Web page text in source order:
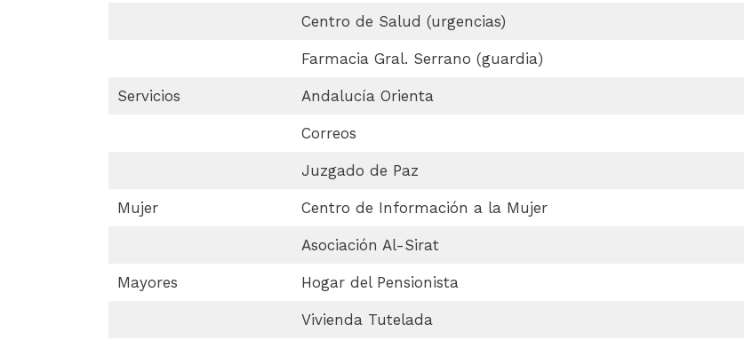
Centro de Salud (urgencias)
Farmacia Gral. Serrano (guardia)
Servicios Andalucía Orienta
Correos
Juzgado de Paz
Mujer Centro de Información a la Mujer
Asociación Al-Sirat
Mayores Hogar del Pensionista
Vivienda Tutelada